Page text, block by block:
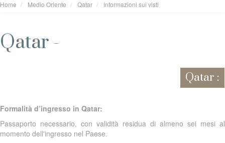
Home Medio Oriente Qatar Informazioni sui visti
Qatar -
Qatar :
Formalità d’ingresso in Qatar:
Passaporto necessario, con validità residua di almeno sei mesi al
momento dell'ingresso nel Paese.